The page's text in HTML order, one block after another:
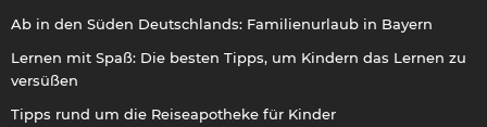
Ab in den Süden Deutschlands: Familienurlaub in Bayern
Lernen mit Spaß: Die besten Tipps, um Kindern das Lernen zu
versüßen
Tipps rund um die Reiseapotheke für Kinder